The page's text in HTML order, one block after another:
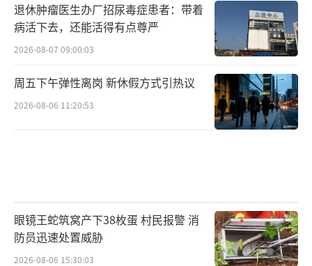
到而是晕倒。对于医院诊断证明书中写明疑似
电击伤，治疗用药也是以电击伤进行治疗这一
点，该负责人表示家长非要对医院说是电击
退休肿瘤医生办厂招尿毒症患者：带着
病活下去，还能活得有点尊严
2026-08-07 09:00:03
周五下午弹性离岗 新休假方式引热议
2026-08-06 11:20:53
眼镜王蛇筑窝产下38枚蛋 村民报警 消
防员迅速处置威胁
2026-08-06 15:30:03